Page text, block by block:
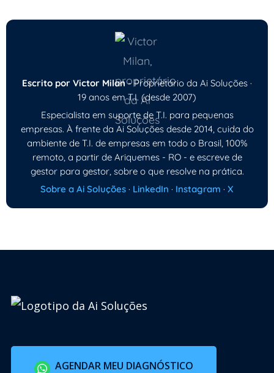
Escrito por Victor Milan- Proprietário da Ai Soluções ·
19 anos em T.I. (desde 2007)
Especialista em suporte de T.I. para pequenas
empresas. À frente da Ai Soluções desde 2014, cuida do
ambiente de T.I. de empresas em todo o Brasil, 100%
remoto, a partir de Ariquemes - RO - e escreve de
gestor para gestor, sobre o que resolve na prática.
Sobre a Ai Soluções · LinkedIn · Instagram · X
AGENDAR MEU DIAGNÓSTICO